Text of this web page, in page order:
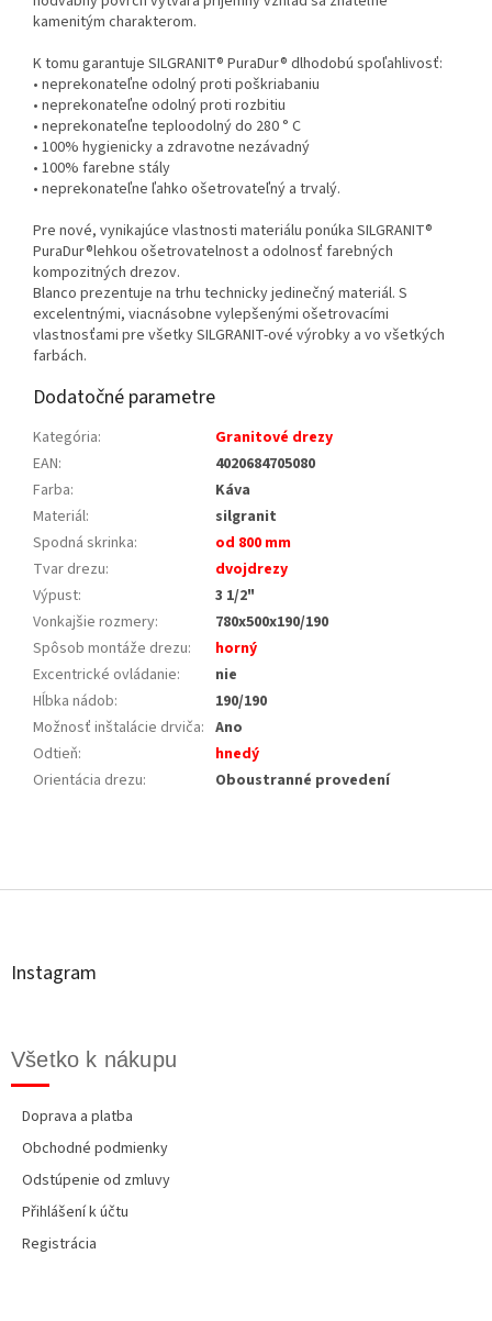
kamenitým charakterom.
K tomu garantuje SILGRANIT® PuraDur® dlhodobú spoľahlivosť:
• neprekonateľne odolný proti poškriabaniu
• neprekonateľne odolný proti rozbitiu
• neprekonateľne teploodolný do 280 ° C
• 100% hygienicky a zdravotne nezávadný
• 100% farebne stály
• neprekonateľne ľahko ošetrovateľný a trvalý.
Pre nové, vynikajúce vlastnosti materiálu ponúka SILGRANIT®
PuraDur®lehkou ošetrovatelnost a odolnosť farebných
kompozitných drezov.
Blanco prezentuje na trhu technicky jedinečný materiál. S
excelentnými, viacnásobne vylepšenými ošetrovacími
vlastnosťami pre všetky SILGRANIT-ové výrobky a vo všetkých
farbách.
Dodatočné parametre
Kategória:
Granitové drezy
EAN:
4020684705080
Farba:
Káva
Materiál:
silgranit
Spodná skrinka:
od 800 mm
Tvar drezu:
dvojdrezy
Výpust:
3 1/2"
Vonkajšie rozmery:
780x500x190/190
Spôsob montáže drezu:
horný
Excentrické ovládanie:
nie
Hĺbka nádob:
190/190
Možnosť inštalácie drviča: Ano
Odtieň:
hnedý
Orientácia drezu: Oboustranné provedení
á
Instagram
Všetko k nákupu
Doprava a platba
Obchodné podmienky
Odstúpenie od zmluvy
Přihlášení k účtu
Registrácia